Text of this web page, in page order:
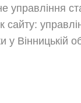
управління
сайту:
у Вінницькій